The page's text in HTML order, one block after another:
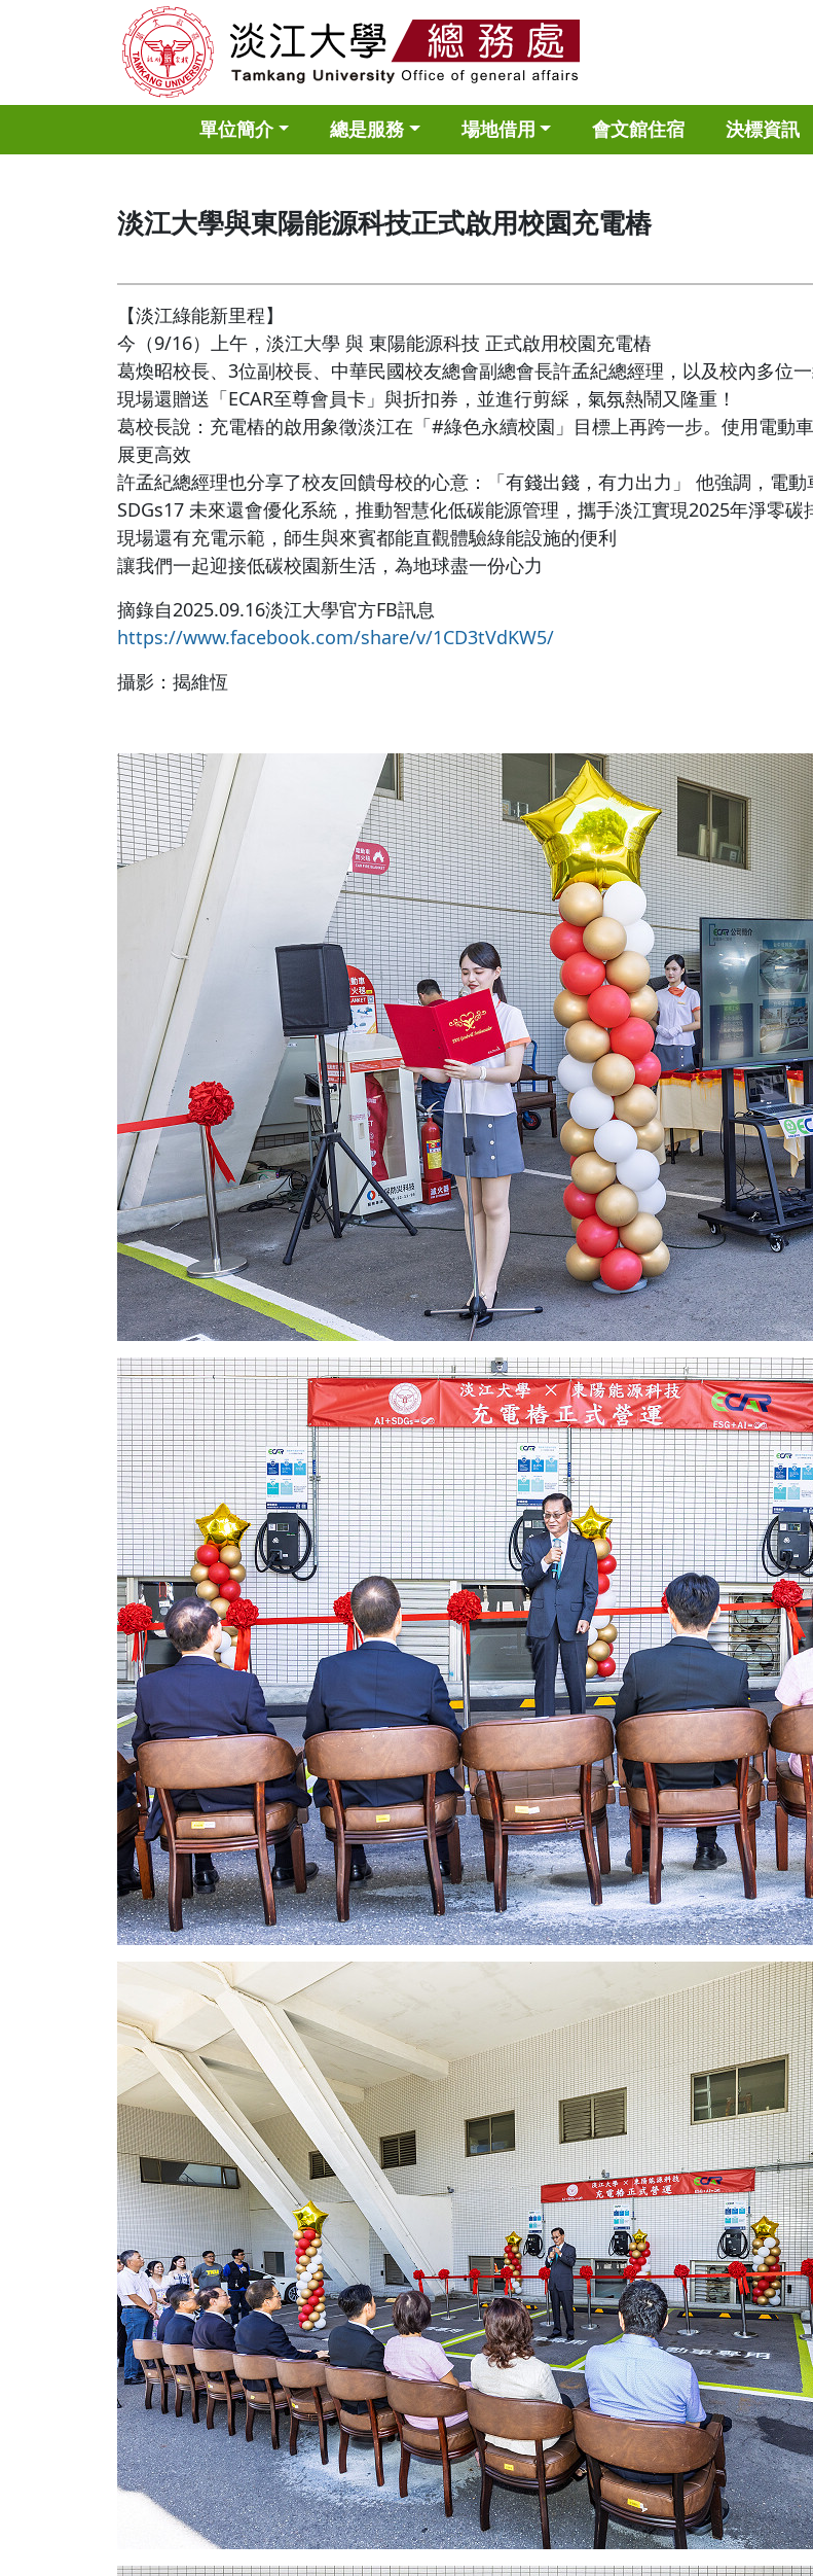
單位簡介 總是服務 場地借用 會文館住宿 決標資訊
淡江大學與東陽能源科技正式啟用校園充電樁
【淡江綠能新里程】
今（9/16）上午，淡江大學 與 東陽能源科技 正式啟用校園充電樁
葛煥昭校長、3位副校長、中華民國校友總會副總會長許孟紀總經理，以及校內多位
現場還贈送「ECAR至尊會員卡」與折扣券，並進行剪綵，氣氛熱鬧又隆重！
葛校長說：充電樁的啟用象徵淡江在「#綠色永續校園」目標上再跨一步。使用電動
展更高效
許孟紀總經理也分享了校友回饋母校的心意：「有錢出錢，有力出力」 他強調，電
SDGs17 未來還會優化系統，推動智慧化低碳能源管理，攜手淡江實現2025年淨零碳
現場還有充電示範，師生與來賓都能直觀體驗綠能設施的便利
讓我們一起迎接低碳校園新生活，為地球盡一份心力
摘錄自2025.09.16淡江大學官方FB訊息
https://www.facebook.com/share/v/1CD3tVdKW5/
攝影：揭維恆